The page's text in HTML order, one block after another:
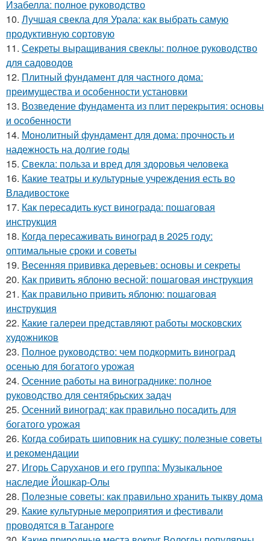
Изабелла: полное руководство
10. Лучшая свекла для Урала: как выбрать самую
продуктивную сортовую
11. Секреты выращивания свеклы: полное руководство
для садоводов
12. Плитный фундамент для частного дома:
преимущества и особенности установки
13. Возведение фундамента из плит перекрытия: основы
и особенности
14. Монолитный фундамент для дома: прочность и
надежность на долгие годы
15. Свекла: польза и вред для здоровья человека
16. Какие театры и культурные учреждения есть во
Владивостоке
17. Как пересадить куст винограда: пошаговая
инструкция
18. Когда пересаживать виноград в 2025 году:
оптимальные сроки и советы
19. Весенняя прививка деревьев: основы и секреты
20. Как привить яблоню весной: пошаговая инструкция
21. Как правильно привить яблоню: пошаговая
инструкция
22. Какие галереи представляют работы московских
художников
23. Полное руководство: чем подкормить виноград
осенью для богатого урожая
24. Осенние работы на винограднике: полное
руководство для сентябрьских задач
25. Осенний виноград: как правильно посадить для
богатого урожая
26. Когда собирать шиповник на сушку: полезные советы
и рекомендации
27. Игорь Саруханов и его группа: Музыкальное
наследие Йошкар-Олы
28. Полезные советы: как правильно хранить тыкву дома
29. Какие культурные мероприятия и фестивали
проводятся в Таганроге